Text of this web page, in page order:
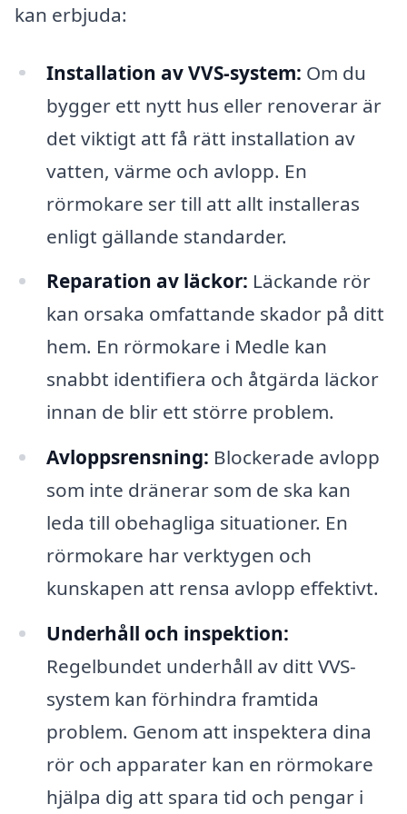
kan erbjuda:
Installation av VVS-system: Om du
bygger ett nytt hus eller renoverar är
det viktigt att få rätt installation av
vatten, värme och avlopp. En
rörmokare ser till att allt installeras
enligt gällande standarder.
Reparation av läckor: Läckande rör
kan orsaka omfattande skador på ditt
hem. En rörmokare i Medle kan
snabbt identifiera och åtgärda läckor
innan de blir ett större problem.
Avloppsrensning: Blockerade avlopp
som inte dränerar som de ska kan
leda till obehagliga situationer. En
rörmokare har verktygen och
kunskapen att rensa avlopp effektivt.
Underhåll och inspektion:
Regelbundet underhåll av ditt VVS-
system kan förhindra framtida
problem. Genom att inspektera dina
rör och apparater kan en rörmokare
hjälpa dig att spara tid och pengar i